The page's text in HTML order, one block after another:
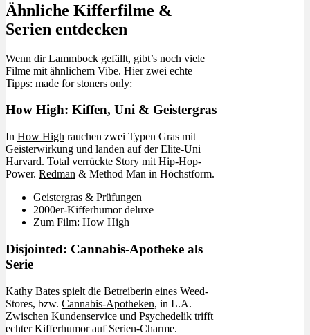
Ähnliche Kifferfilme &
Serien entdecken
Wenn dir Lammbock gefällt, gibt’s noch viele
Filme mit ähnlichem Vibe. Hier zwei echte
Tipps: made for stoners only:
How High: Kiffen, Uni & Geistergras
In How High rauchen zwei Typen Gras mit
Geisterwirkung und landen auf der Elite-Uni
Harvard. Total verrückte Story mit Hip-Hop-
Power. Redman & Method Man in Höchstform.
Geistergras & Prüfungen
2000er-Kifferhumor deluxe
Zum Film: How High
Disjointed: Cannabis-Apotheke als
Serie
Kathy Bates spielt die Betreiberin eines Weed-
Stores, bzw. Cannabis-Apotheken, in L.A.
Zwischen Kundenservice und Psychedelik trifft
echter Kifferhumor auf Serien-Charme.